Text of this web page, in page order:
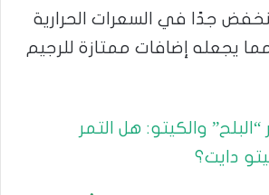
جدًا في السعرات الحرارية
يجعله إضافات ممتازة للرجيم
“البلح” والكيتو: هل التمر
دايت؟